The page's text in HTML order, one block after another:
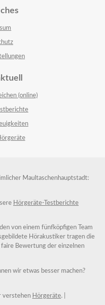
(online)
Maultaschenhauptstadt:
Hörgeräte-Testberichte
von einem fünfköpfigen Team
Hörakustiker tragen die
faire Bewertung der einzelnen
wir etwas besser machen?
verstehen Hörgeräte. |